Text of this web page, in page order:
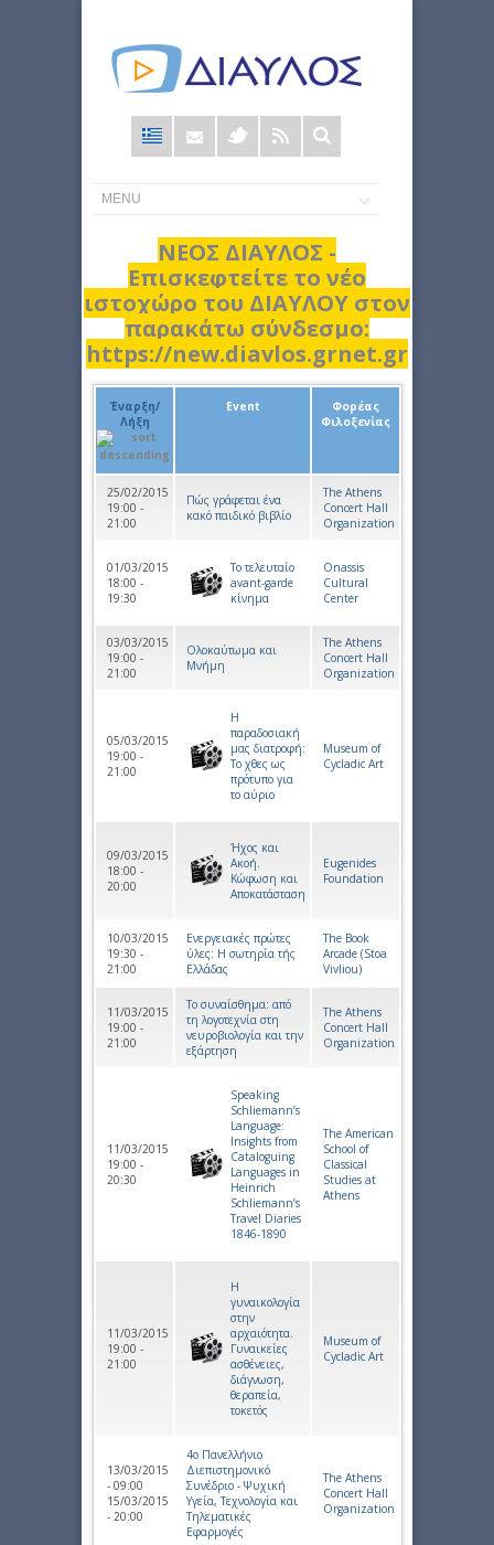
Φόρμα
αναζήτησης
ΝΕΟΣ ΔΙΑΥΛΟΣ -
Επισκεφτείτε το νέο
ιστοχώρο του ΔΙΑΥΛΟΥ στον
παρακάτω σύνδεσμο:
https://new.diavlos.grnet.gr
Έναρξη/
Λήξη
Event
Φορέας
Φιλοξενίας
25/02/2015
19:00 -
21:00
Πώς γράφεται ένα
κακό παιδικό βιβλίο
The Athens
Concert Hall
Organization
01/03/2015
18:00 -
19:30
Το τελευταίο
avant-garde
κίνημα
Onassis
Cultural
Center
03/03/2015
19:00 -
21:00
Ολοκαύτωμα και
Μνήμη
The Athens
Concert Hall
Organization
05/03/2015
19:00 -
21:00
Η
παραδοσιακή
μας διατροφή:
Το χθες ως
πρότυπο για
το αύριο
Museum of
Cycladic Art
09/03/2015
18:00 -
20:00
Ήχος και
Aκoή.
Κώφωση και
Αποκατάσταση
Eugenides
Foundation
10/03/2015
19:30 -
21:00
Ενεργειακές πρώτες
ύλες: Η σωτηρία τής
Ελλάδας
The Book
Arcade (Stoa
Vivliou)
11/03/2015
19:00 -
21:00
Το συναίσθημα: από
τη λογοτεχνία στη
νευροβιολογία και την
εξάρτηση
The Athens
Concert Hall
Organization
11/03/2015
19:00 -
20:30
Speaking
Schliemann’s
Language:
Insights from
Cataloguing
Languages in
Heinrich
Schliemann’s
Travel Diaries
1846-1890
The American
School of
Classical
Studies at
Athens
11/03/2015
19:00 -
21:00
Η
γυναικολογία
στην
αρχαιότητα.
Γυναικείες
ασθένειες,
διάγνωση,
θεραπεία,
τοκετός
Museum of
Cycladic Art
13/03/2015
- 09:00
15/03/2015
- 20:00
4ο Πανελλήνιο
Διεπιστημονικό
Συνέδριο - Ψυχική
Υγεία, Τεχνολογία και
Τηλεματικές
Εφαρμογές
The Athens
Concert Hall
Organization